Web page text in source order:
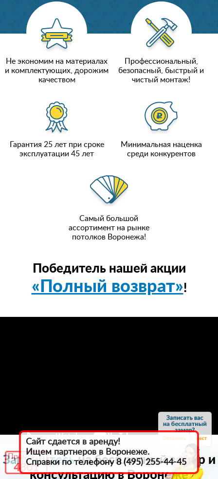
8
Промокод
4801
Не экономим на материалах
и комплектующих, дорожим
качеством
Профессиональный,
безопасный, быстрый и
чистый монтаж!
Гарантия 25 лет при сроке
эксплуатации 45 лет
Минимальная наценка
среди конкурентов
Самый большой
ассортимент на рынке
потолков Воронежа!
Победитель нашей акции
«Полный возврат»!
Запишитесьна бесплатный замер и
консультацию в Воронеже
Сайт сдается в аренду!
Ищем партнеров в Воронеже.
Справки по телефону 8 (495) 255-44-45